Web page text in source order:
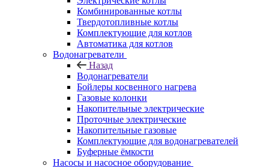
Комбинированные котлы
Твердотопливные котлы
Комплектующие для котлов
Автоматика для котлов
Водонагреватели
Назад
Водонагреватели
Бойлеры косвенного нагрева
Газовые колонки
Накопительные электрические
Проточные электрические
Накопительные газовые
Комплектующие для водонагревателей
Буферные ёмкости
Насосы и насосное оборудование